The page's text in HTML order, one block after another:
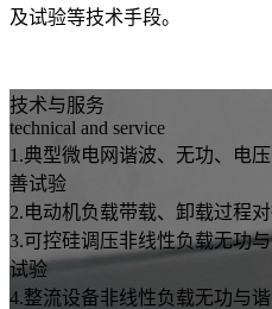
及试验等技术手段。
技术与服务
technical and service
1.典型微电网谐波、无功、电
善试验
2.电动机负载带载、卸载过程
3.可控硅调压非线性负载无功
试验
4.整流设备非线性负载无功与